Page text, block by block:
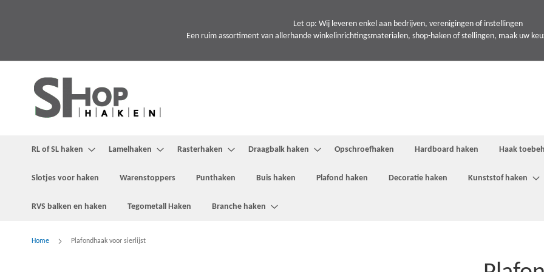
Let op: Wij leveren enkel aan bedrijven, verenigingen of instellingen
Een ruim assortiment van allerhande winkelinrichtingsmaterialen, shop-haken of stellingen, maak uw
RL of SL haken Lamelhaken Rasterhaken Draagbalk haken Opschroefhaken Hardboard haken Haak
Slotjes voor haken Warenstoppers Punthaken Buis haken Plafond haken Decoratie haken Kunststof haken
RVS balken en haken Tegometall Haken Branche haken
Home Plafondhaak voor sierlijst